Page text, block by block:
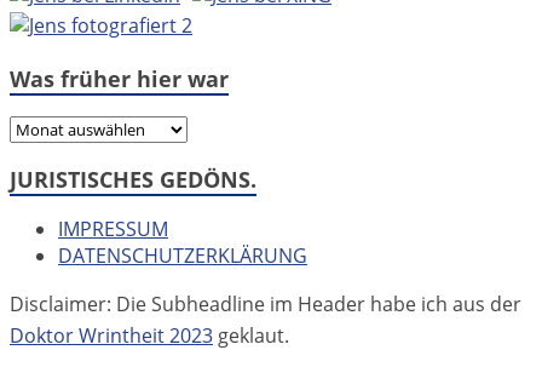
Was früher hier war
Was
hier
JURISTISCHES GEDÖNS.
IMPRESSUM
DATENSCHUTZERKLÄRUNG
Disclaimer: Die Subheadline im Header habe ich aus der
Doktor Wrintheit 2023 geklaut.